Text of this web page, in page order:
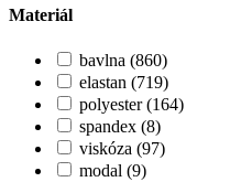
Materiál
bavlna (860)
elastan (719)
polyester (164)
spandex (8)
viskóza (97)
modal (9)